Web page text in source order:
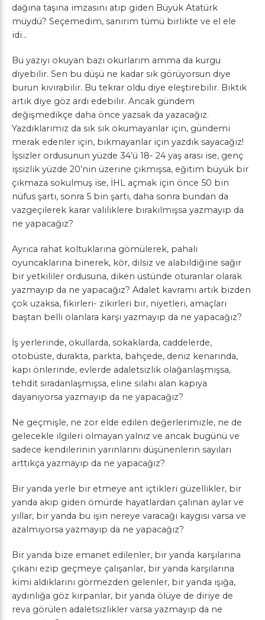
dağına taşına imzasını atıp giden Büyük Atatürk
müydü? Seçemedim, sanırım tümü birlikte ve el ele
idi…
Bu yazıyı okuyan bazı okurlarım amma da kurgu
diyebilir. Sen bu düşü ne kadar sık görüyorsun diye
burun kıvırabilir. Bu tekrar oldu diye eleştirebilir. Bıktık
artık diye göz ardı edebilir. Ancak gündem
değişmedikçe daha önce yazsak da yazacağız.
Yazdıklarımız da sık sık okumayanlar için, gündemi
merak edenler için, bıkmayanlar için yazdık sayacağız!
İşsizler ordusunun yüzde 34’ü 18- 24 yaş arası ise, genç
işsizlik yüzde 20’nin üzerine çıkmışsa, eğitim büyük bir
çıkmaza sokulmuş ise, İHL açmak için önce 50 bin
nüfus şartı, sonra 5 bin şartı, daha sonra bundan da
vazgeçilerek karar valiliklere bırakılmışsa yazmayıp da
ne yapacağız?
Ayrıca rahat koltuklarına gömülerek, pahalı
oyuncaklarına binerek, kör, dilsiz ve alabildiğine sağır
bir yetkililer ordusuna, diken üstünde oturanlar olarak
yazmayıp da ne yapacağız? Adalet kavramı artık bizden
çok uzaksa, fikirleri- zikirleri bir, niyetleri, amaçları
baştan belli olanlara karşı yazmayıp da ne yapacağız?
İş yerlerinde, okullarda, sokaklarda, caddelerde,
otobüste, durakta, parkta, bahçede, deniz kenarında,
kapı önlerinde, evlerde adaletsizlik olağanlaşmışsa,
tehdit sıradanlaşmışsa, eline silahı alan kapıya
dayanıyorsa yazmayıp da ne yapacağız?
Ne geçmişle, ne zor elde edilen değerlerimizle, ne de
gelecekle ilgileri olmayan yalnız ve ancak bugünü ve
sadece kendilerinin yarınlarını düşünenlerin sayıları
arttıkça yazmayıp da ne yapacağız?
Bir yanda yerle bir etmeye ant içtikleri güzellikler, bir
yanda akıp giden ömürde hayatlardan çalınan aylar ve
yıllar, bir yanda bu işin nereye varacağı kaygısı varsa ve
azalmıyorsa yazmayıp da ne yapacağız?
Bir yanda bize emanet edilenler, bir yanda karşılarına
çıkanı ezip geçmeye çalışanlar, bir yanda karşılarına
kimi aldıklarını görmezden gelenler, bir yanda ışığa,
aydınlığa göz kırpanlar, bir yanda ölüye de diriye de
reva görülen adaletsizlikler varsa yazmayıp da ne